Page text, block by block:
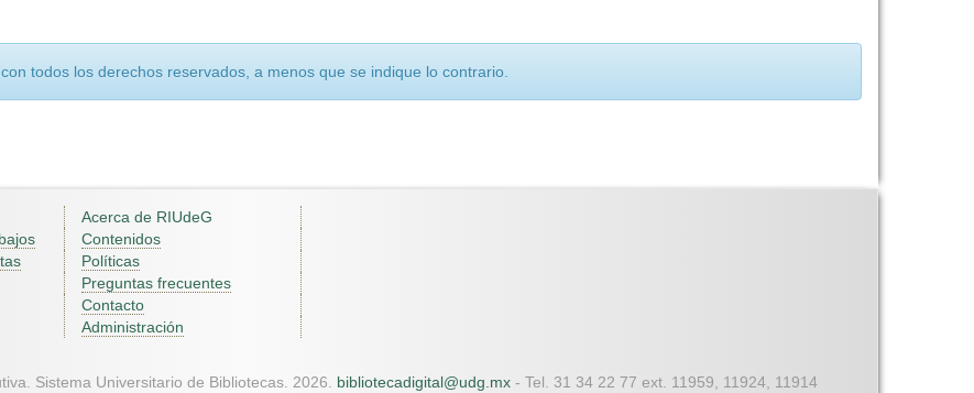
todos los derechos reservados, a menos que se indique lo contrario.
Acerca de RIUdeG
Contenidos
Políticas
Preguntas frecuentes
Contacto
Administración
Sistema Universitario de Bibliotecas. 2026. bibliotecadigital@udg.mx - Tel. 31 34 22 77 ext. 11959, 11924, 11914